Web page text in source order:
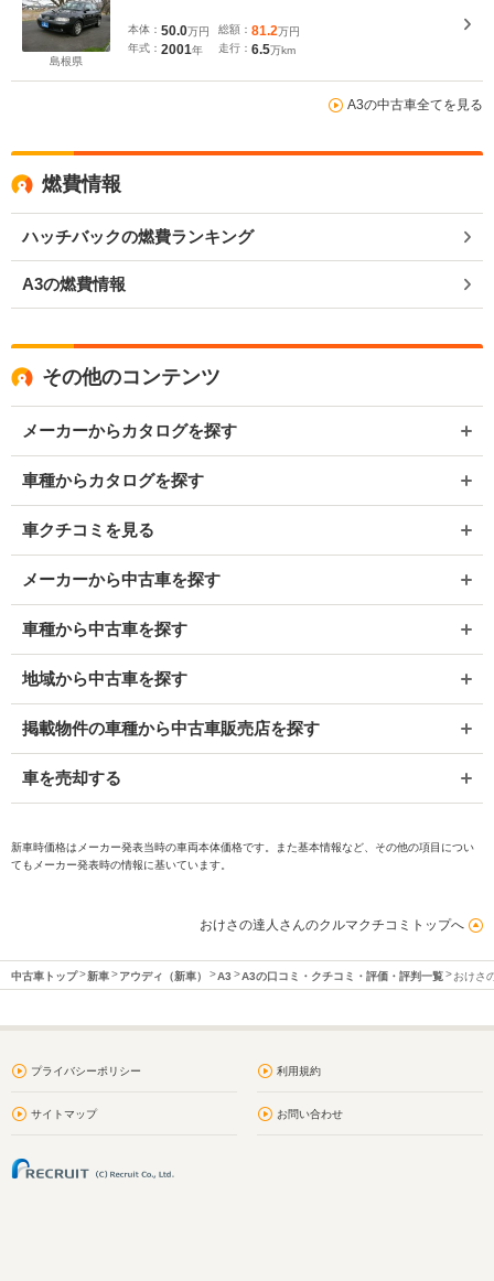
島根県
本体： 50.0万円
年式： 2001年
総額： 81.2万円
走行： 6.5万km
A3の中古車全てを見る
燃費情報
ハッチバックの燃費ランキング
A3の燃費情報
その他のコンテンツ
メーカーからカタログを探す
車種からカタログを探す
車クチコミを見る
メーカーから中古車を探す
車種から中古車を探す
地域から中古車を探す
掲載物件の車種から中古車販売店を探す
車を売却する
新車時価格はメーカー発表当時の車両本体価格です。また基本情報など、その他の項目につい
てもメーカー発表時の情報に基いています。
おけさの達人さんのクルマクチコミトップへ
中古車トップ 新車 アウディ（新車） A3 A3の口コミ・クチコミ・評価・評判一覧 おけさ
プライバシーポリシー 利用規約
サイトマップ お問い合わせ